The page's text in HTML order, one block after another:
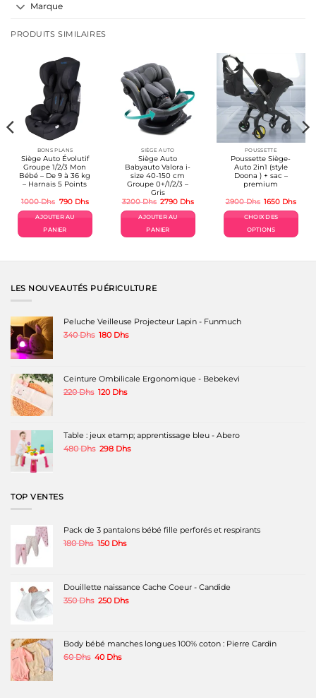
Marque
PRODUITS SIMILAIRES
BONS PLANS
Siège Auto Évolutif
Groupe 1/2/3 Mon
Bébé – De 9 à 36 kg
– Harnais 5 Points
1000Dhs Le
initial
était :
1000 Dhs.
790 DhsLe
actuel
AJOUTER AU
PANIER
SIÈGE AUTO
Siège Auto
Babyauto Valora i-
size 40-150 cm
Groupe 0+/1/2/3 –
Gris
3200Dhs Le
initial
était :
3200 Dhs.
2790 DhsLe
actuel
AJOUTER AU
PANIER
POUSSETTE
Poussette Siège-
Auto 2in1 (style
Doona ) + sac –
premium
2900Dhs Le
initial
était :
2900 Dhs.
1650 DhsLe
CHOIX DES
OPTIONS
a
LES NOUVEAUTÉS PUÉRICULTURE
Peluche Veilleuse Projecteur Lapin - Funmuch
340Dhs Le
340 Dhs.
180 DhsLe
180 Dhs.
Ceinture Ombilicale Ergonomique - Bebekevi
220Dhs Le
220 Dhs.
120 DhsLe
Table : jeux etamp; apprentissage bleu - Abero
480Dhs Le
298 DhsLe
TOP VENTES
Pack de 3 pantalons bébé fille perforés et respirants
180Dhs Le
180 Dhs.
150 DhsLe
150 Dhs.
Douillette naissance Cache Coeur - Candide
350Dhs Le
350 Dhs.
250 DhsLe
250 Dhs.
Body bébé manches longues 100% coton : Pierre Cardin
60Dhs Le
40 DhsLe